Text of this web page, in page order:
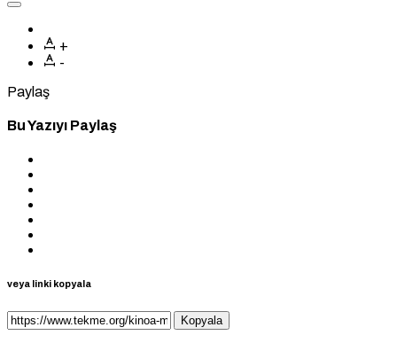
+
-
Paylaş
Bu Yazıyı Paylaş
veya linki kopyala
Kopyala